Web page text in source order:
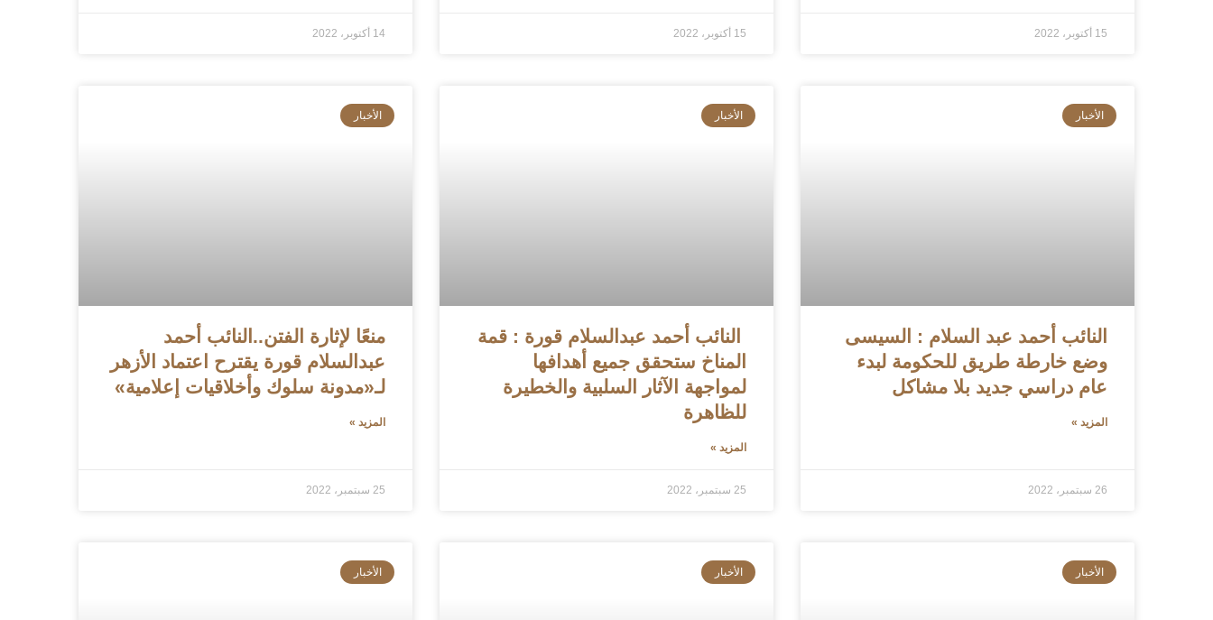
15 أكتوبر، 2022 15 أكتوبر، 2022 14 أكتوبر، 2022
الأخبار
النائب أحمد عبد السلام : السيسى
وضع خارطة طريق للحكومة لبدء
عام دراسي جديد بلا مشاكل
المزيد »
26 سبتمبر، 2022
الأخبار
النائب أحمد عبدالسلام قورة : قمة
المناخ ستحقق جميع أهدافها
لمواجهة الآثار السلبية والخطيرة
للظاهرة
المزيد »
25 سبتمبر، 2022
الأخبار
منعًا لإثارة الفتن..النائب أحمد
عبدالسلام قورة يقترح اعتماد الأزهر
لـ«مدونة سلوك وأخلاقيات إعلامية»
المزيد »
25 سبتمبر، 2022
الأخبار الأخبار الأخبار